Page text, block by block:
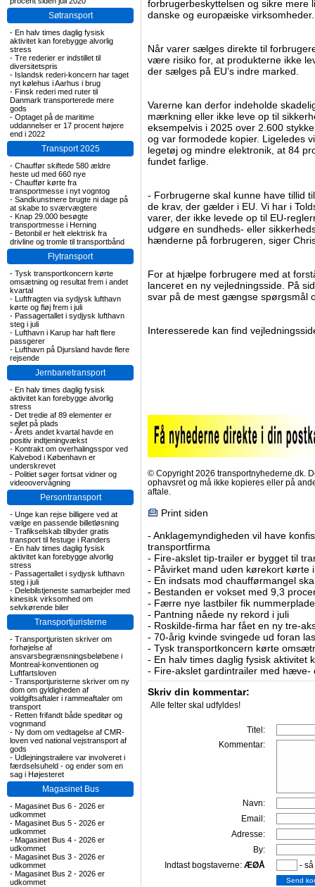
Søtransport
- En halv times daglig fysisk
aktivitet kan forebygge alvorlig
stress
- Tre rederier er indstillet til
diversitetspris
- Islandsk rederi-koncern har taget
nyt kølehus i Aarhus i brug
- Finsk rederi med ruter til
Danmark transporterede mere
gods
- Optaget på de maritime
uddannelser er 17 procent højere
end i 2022
Transport 2025
- Chauffør skiftede 580 ældre
heste ud med 660 nye
- Chauffør kørte fra
transportmesse i nyt vogntog
- Sandkunstnere brugte ni dage på
at skabe to sværvægtere
- Knap 29.000 besøgte
transportmesse i Herning
- Betonbil er helt elektrisk fra
drivline og tromle til transportbånd
Flytransport
- Tysk transportkoncern kørte
omsætning og resultat frem i andet
kvartal
- Luftfragten via sydjysk lufthavn
kørte og fløj frem i juli
- Passagertallet i sydjysk lufthavn
steg i juli
- Lufthavn i Karup har haft flere
passgerer
- Lufthavn på Djursland havde flere
rejsende
Jernbanetransport
- En halv times daglig fysisk
aktivitet kan forebygge alvorlig
stress
- Det tredie af 89 elementer er
sejlet på plads
- Årets andet kvartal havde en
positiv indtjeningvækst
- Kontrakt om overhalingsspor ved
Kalvebod i København er
underskrevet
- Politiet søger fortsat vidner og
videoovervågning
Persontransport
- Unge kan rejse billigere ved at
vælge en passende billetløsning
- Trafikselskab tilbyder gratis
transport til festuge i Randers
- En halv times daglig fysisk
aktivitet kan forebygge alvorlig
stress
- Passagertallet i sydjysk lufthavn
steg i juli
- Delebilstjeneste samarbejder med
kinesisk virksomhed om
selvkørende biler
Transportjuristerne
- Transportjuristen skriver om
forhøjelse af
ansvarsbegrænsningsbeløbene i
Montreal-konventionen og
Luftfartsloven
- Transportjuristerne skriver om ny
dom om gyldigheden af
voldgiftsaftaler i rammeaftaler om
transport
- Retten frifandt både speditør og
vognmand
- Ny dom om vedtagelse af CMR-
loven ved national vejstransport af
gods
- Udlejningstrailere var involveret i
færdselsuheld - og ender som en
sag i Højesteret
Magasinet Bus
- Magasinet Bus 6 - 2026 er
udkommet
- Magasinet Bus 5 - 2026 er
udkommet
- Magasinet Bus 4 - 2026 er
udkommet
- Magasinet Bus 3 - 2026 er
udkommet
- Magasinet Bus 2 - 2026 er
udkommet
forbrugerbeskyttelsen og sikre mere
danske og europæiske virksomheder.
Når varer sælges direkte til
være risiko for, at produkterne ikke
der sælges på EU’s indre marked.
Varerne kan derfor indeholde
mærkning eller ikke leve op til
eksempelvis i 2025 over 2.600
og var formodede kopier. Ligeledes
legetøj og mindre elektronik, at 84
fundet farlige.
- Forbrugerne skal kunne have tillid
de krav, der gælder i EU. Vi har i
varer, der ikke levede op til EU-
udgøre en sundheds- eller
hænderne på forbrugeren, siger
For at hjælpe forbrugere med at
lanceret en ny vejledningsside. På
svar på de mest gængse spørgsmål
Interesserede kan find
© Copyright 2026 transportnyhederne.dk.
ophavsret og må ikke kopieres eller på
aftale.
Print siden
- Anklagemyndigheden vil have
transportfirma
- Fire-akslet tip-trailer er bygget til
- Påvirket mand uden kørekort kørte
- En indsats mod chaufførmangel
- Bestanden er vokset med 9,3
- Færre nye lastbiler fik
- Pantning nåede ny rekord i juli
- Roskilde-firma har fået en ny tre-
- 70-årig kvinde svingede ud foran
- Tysk transportkoncern kørte
- En halv times daglig fysisk aktivitet
- Fire-akslet gardintrailer med hæve-
Skriv din kommentar:
Alle felter skal udfyldes!
Titel:
Kommentar:
Navn:
Email:
Adresse:
By:
Indtast bogstaverne: ÆØÅ -